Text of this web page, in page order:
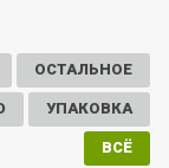
ОСТАЛЬНОЕ
УПАКОВКА
ВСЁ